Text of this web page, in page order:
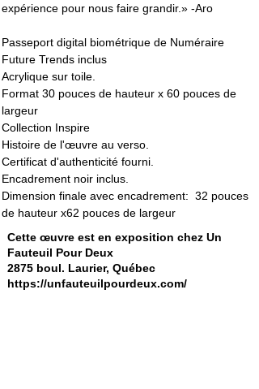
expérience pour nous faire grandir.» -Aro
Passeport digital biométrique de Numéraire
Future Trends inclus
Acrylique sur toile.
Format 30 pouces de hauteur x 60 pouces de
largeur
Collection Inspire
Histoire de l'œuvre au verso.
Certificat d'authenticité fourni.
Encadrement noir inclus.
Dimension finale avec encadrement:  32 pouces
de hauteur x62 pouces de largeur
Cette œuvre est en exposition chez Un
Fauteuil Pour Deux
2875 boul. Laurier, Québec
https://unfauteuilpourdeux.com/